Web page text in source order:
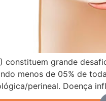
constituem grande
menos de 05% de
perineal. Doença